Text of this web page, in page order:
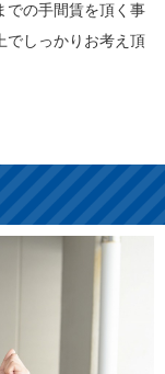
での手間賃を頂く事
でしっかりお考え頂